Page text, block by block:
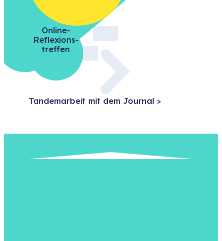
Online-
Reflexions­
treffen
Tandem­arbeit mit dem Journal >